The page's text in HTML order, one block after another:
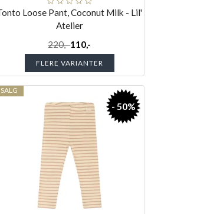
Loose Pant, Coconut Milk - Lil'
Atelier
220,-110,-
FLERE VARIANTER
SALG
- 50%